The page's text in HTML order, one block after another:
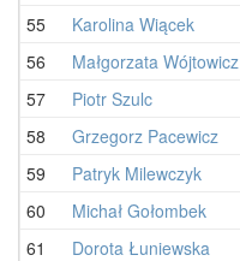
55 Karolina Wiącek
56 Małgorzata Wójtowicz
57 Piotr Szulc
58 Grzegorz Pacewicz
59 Patryk Milewczyk
60 Michał Gołombek
61 Dorota Łuniewska